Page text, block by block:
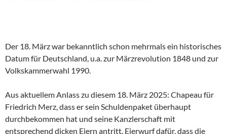
Der 18. März war bekanntlich schon mehrmals ein historisches
Datum für Deutschland, u.a. zur Märzrevolution 1848 und zur
Volkskammerwahl 1990.
Aus aktuellem Anlass zu diesem 18. März 2025: Chapeau für
Friedrich Merz, dass er sein Schuldenpaket überhaupt
durchbekommen hat und seine Kanzlerschaft mit
entsprechend dicken Eiern antritt. Eierwurf dafür, dass die